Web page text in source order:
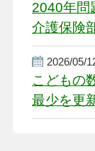
2040年
介護保険
盤整備を
2026/05/
こどもの
最少を更